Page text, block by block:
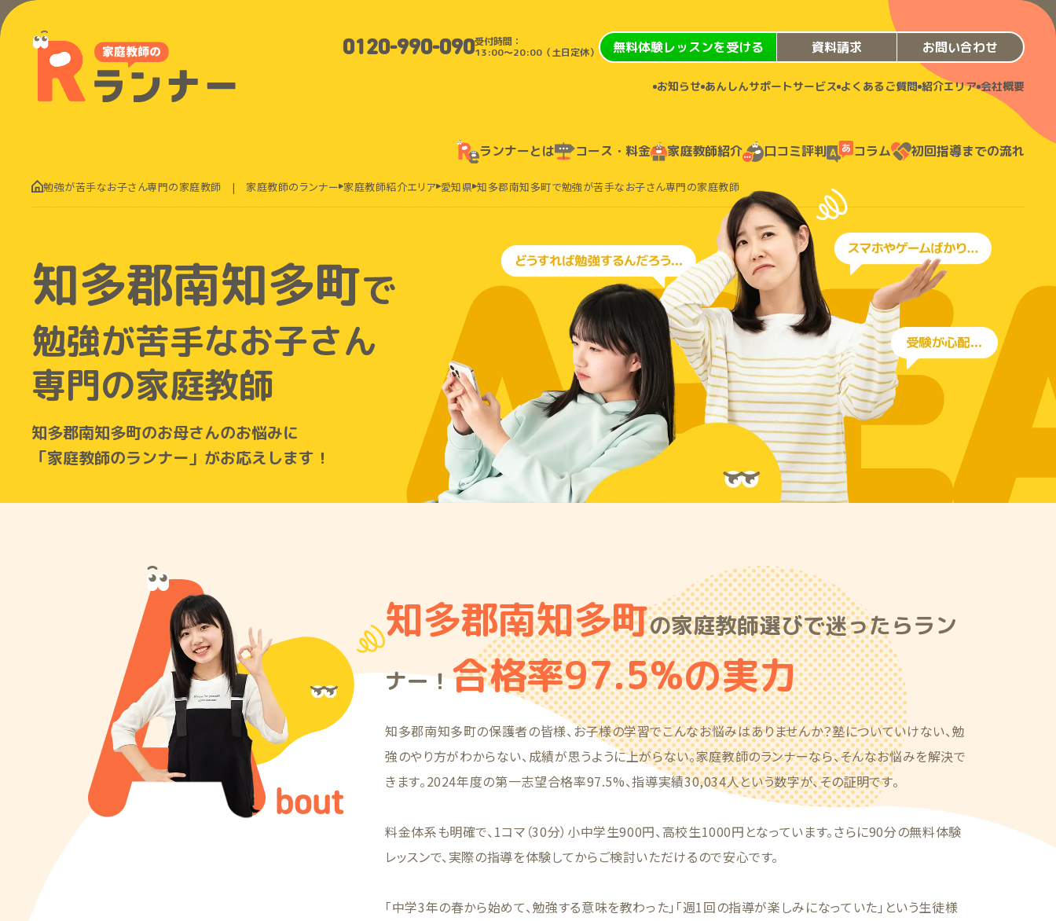
0120-990-090受付時間：
13:00〜20:00（土日定休）
無料体験レッスンを受ける 資料請求 お問い合わせ
お知らせ あんしんサポートサービス よくあるご質問 紹介エリア 会社概要
ランナーとは コース・料金 家庭教師紹介 口コミ評判 コラム 初回指導までの流れ
勉強が苦手なお子さん専門の家庭教師 | 家庭教師のランナー 家庭教師紹介エリア 愛知県 知多郡南知多町で勉強が苦手なお子さん専門の家庭教師
知多郡南知多町で
勉強が苦手なお子さん
専門の家庭教師
知多郡南知多町のお母さんのお悩みに
「家庭教師のランナー」がお応えします！
知多郡南知多町の家庭教師選びで迷ったらラン
ナー！合格率97.5%の実力
知多郡南知多町の保護者の皆様、お子様の学習でこんなお悩みはありませんか？塾についていけない、勉
強のやり方がわからない、成績が思うように上がらない。家庭教師のランナーなら、そんなお悩みを解決で
きます。2024年度の第一志望合格率97.5%、指導実績30,034人という数字が、その証明です。
料金体系も明確で、1コマ（30分）小中学生900円、高校生1000円となっています。さらに90分の無料体験
レッスンで、実際の指導を体験してからご検討いただけるので安心です。
「中学3年の春から始めて、勉強する意味を教わった」「週1回の指導が楽しみになっていた」という生徒様